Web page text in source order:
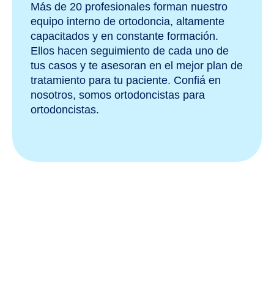
Más de 20 profesionales forman nuestro
equipo interno de ortodoncia, altamente
capacitados y en constante formación.
Ellos hacen seguimiento de cada uno de
tus casos y te asesoran en el mejor plan de
tratamiento para tu paciente. Confiá en
nosotros, somos ortodoncistas para
ortodoncistas.